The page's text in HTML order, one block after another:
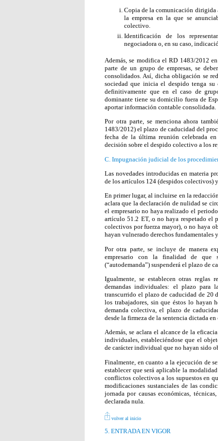
Copia de la comunicación dirigida
la empresa en la que se
colectivo.
Identificación de los
negociadora o, en su caso,
Además, se modifica el RD 1483/2012
parte de un grupo de empresas, se
consolidados. Así, dicha obligación se
sociedad que inicia el despido tenga su
definitivamente que en el caso de
dominante tiene su domicilio fuera de
aportar información contable consolidada.
Por otra parte, se menciona ahora
1483/2012) el plazo de caducidad del
fecha de la última reunión celebrada
decisión sobre el despido colectivo a los
C. Impugnación judicial de los
Las novedades introducidas en materia
de los artículos 124 (despidos colectivos)
En primer lugar, al incluirse en la
aclara que la declaración de nulidad se
el empresario no haya realizado el
artículo 51.2 ET, o no haya respetado el
colectivos por fuerza mayor), o no haya
hayan vulnerado derechos fundamentales
Por otra parte, se incluye de manera
empresario con la finalidad de que
(“autodemanda”) suspenderá el plazo de
Igualmente, se establecen otras
demandas individuales: el plazo para
transcurrido el plazo de caducidad de 20
los trabajadores, sin que éstos lo hayan
demanda colectiva, el plazo de
desde la firmeza de la sentencia dictada
Además, se aclara el alcance de la
individuales, estableciéndose que el
de carácter individual que no hayan sido
Finalmente, en cuanto a la ejecución de
establecer que será aplicable la
conflictos colectivos a los supuestos en
modificaciones sustanciales de las
jornada por causas económicas,
declarada nula.
volver al inicio
5. ENTRADA EN VIGOR